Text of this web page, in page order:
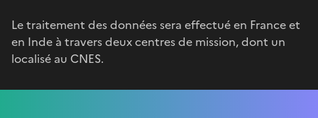
Le traitement des données sera effectué en France et
en Inde à travers deux centres de mission, dont un
localisé au CNES.